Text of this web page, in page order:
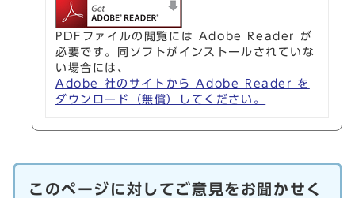
PDFファイルの閲覧には Adobe Reader が
必要です。同ソフトがインストールされていな
い場合には、
Adobe 社のサイトから Adobe Reader を
ダウンロード（無償）してください。
このページに対してご意見をお聞かせく